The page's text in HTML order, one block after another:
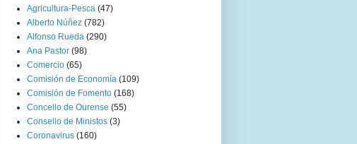
Agricultura-Pesca (47)
Alberto Núñez (782)
Alfonso Rueda (290)
Ana Pastor (98)
Comercio (65)
Comisión de Economía (109)
Comisión de Fomento (168)
Concello de Ourense (55)
Consello de Ministos (3)
Coronavirus (160)